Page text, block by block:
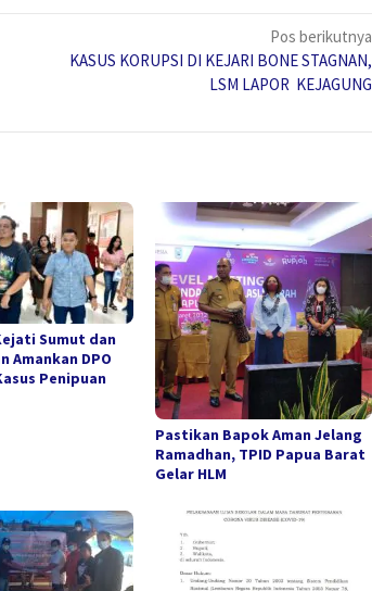
Pos berikutnya
KASUS KORUPSI DI KEJARI BONE STAGNAN,
LSM LAPOR KEJAGUNG
Sumut dan
Amankan DPO
Penipuan
Pastikan Bapok Aman Jelang
Ramadhan, TPID Papua Barat
Gelar HLM